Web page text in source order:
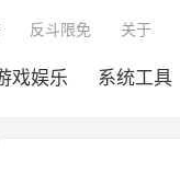
戏娱乐 系统工具
反斗限免 关于